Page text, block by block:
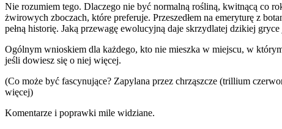
Nie rozumiem tego. Dlaczego nie być normalną rośliną, kwitnącą co
żwirowych zboczach, które preferuje. Przeszedłem na emeryturę z
pełną historię. Jaką przewagę ewolucyjną daje skrzydlatej dzikiej
Ogólnym wnioskiem dla każdego, kto nie mieszka w miejscu, w
jeśli dowiesz się o niej więcej.
(Co może być fascynujące? Zapylana przez chrząszcze (trillium
więcej)
Komentarze i poprawki mile widziane.